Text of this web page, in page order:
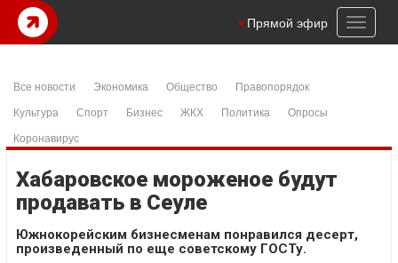
Toggle
Прямой эфир
Все новости Экономика Общество
Правопорядок
Культура
Спорт Бизнес ЖКХ Политика
Опросы
Коронавирус
Хабаровское мороженое будут
продавать в Сеуле
Южнокорейским бизнесменам понравился десерт,
произведенный по еще советскому ГОСТу.